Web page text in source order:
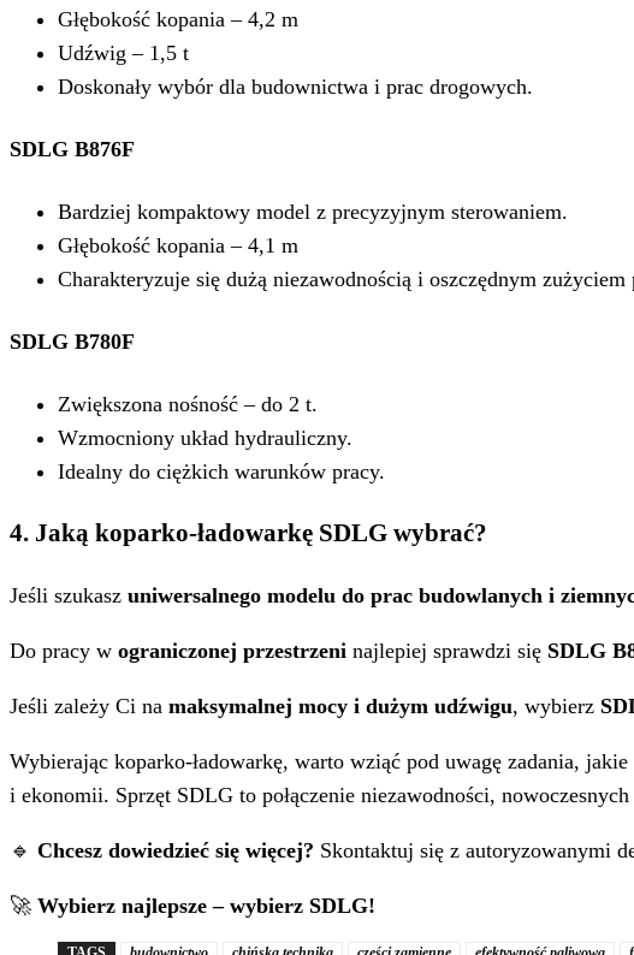
Głębokość kopania – 4,2 m
Udźwig – 1,5 t
Doskonały wybór dla budownictwa i prac drogowych.
SDLG B876F
Bardziej kompaktowy model z precyzyjnym sterowaniem.
Głębokość kopania – 4,1 m
Charakteryzuje się dużą niezawodnością i oszczędnym zużyciem
SDLG B780F
Zwiększona nośność – do 2 t.
Wzmocniony układ hydrauliczny.
Idealny do ciężkich warunków pracy.
4. Jaką koparko-ładowarkę SDLG wybrać?
Jeśli szukasz uniwersalnego modelu do prac budowlanych i
Do pracy w ograniczonej przestrzeni najlepiej sprawdzi się SDLG
Jeśli zależy Ci na maksymalnej mocy i dużym udźwigu, wybierz
Wybierając koparko-ładowarkę, warto wziąć pod uwagę zadania,
i ekonomii. Sprzęt SDLG to połączenie niezawodności,
🔹 Chcesz dowiedzieć się więcej? Skontaktuj się z autoryzowanymi
🚀 Wybierz najlepsze – wybierz SDLG!